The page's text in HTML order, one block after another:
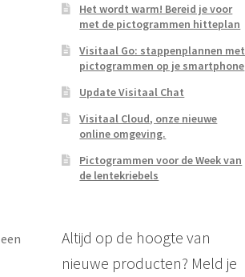
Het wordt warm! Bereid je voor
met de pictogrammen hitteplan
Visitaal Go: stappenplannen met
pictogrammen op je smartphone
Update Visitaal Chat
Visitaal Cloud, onze nieuwe
online omgeving.
Pictogrammen voor de Week van
de lentekriebels
Altijd op de hoogte van
nieuwe producten? Meld je